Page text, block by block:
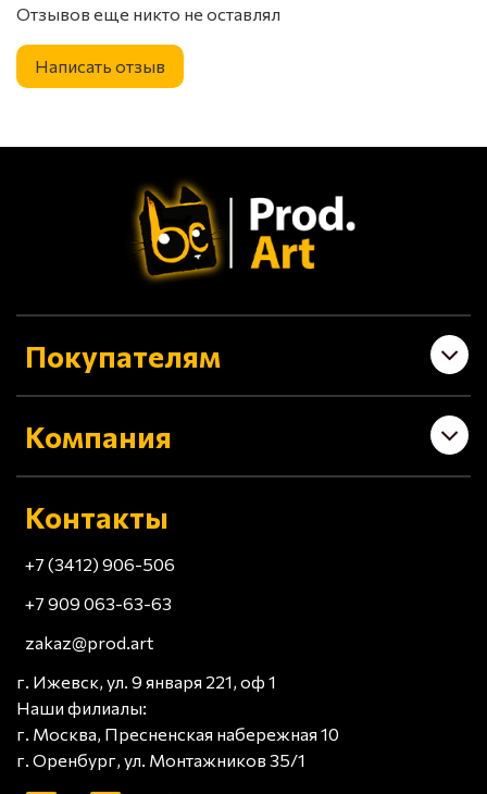
Отзывов еще никто не оставлял
Написать отзыв
Покупателям
Компания
Контакты
+7 (3412) 906-506
+7 909 063-63-63
zakaz@prod.art
г. Ижевск, ул. 9 января 221, оф 1
Наши филиалы:
г. Москва, Пресненская набережная 10
г. Оренбург, ул. Монтажников 35/1